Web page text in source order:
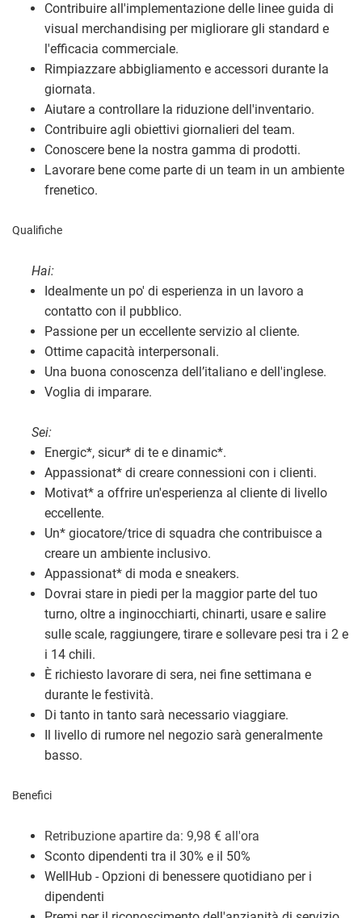
Contribuire all'implementazione delle linee guida di
visual merchandising per migliorare gli standard e
l'efficacia commerciale.
Rimpiazzare abbigliamento e accessori durante la
giornata.
Aiutare a controllare la riduzione dell'inventario.
Contribuire agli obiettivi giornalieri del team.
Conoscere bene la nostra gamma di prodotti.
Lavorare bene come parte di un team in un ambiente
frenetico.
Qualifiche
Hai:
Idealmente un po' di esperienza in un lavoro a
contatto con il pubblico.
Passione per un eccellente servizio al cliente.
Ottime capacità interpersonali.
Una buona conoscenza dell’italiano e dell'inglese.
Voglia di imparare.
Sei:
Energic*, sicur* di te e dinamic*.
Appassionat* di creare connessioni con i clienti.
Motivat* a offrire un'esperienza al cliente di livello
eccellente.
Un* giocatore/trice di squadra che contribuisce a
creare un ambiente inclusivo.
Appassionat* di moda e sneakers.
Dovrai stare in piedi per la maggior parte del tuo
turno, oltre a inginocchiarti, chinarti, usare e salire
sulle scale, raggiungere, tirare e sollevare pesi tra i 2 e
i 14 chili.
È richiesto lavorare di sera, nei fine settimana e
durante le festività.
Di tanto in tanto sarà necessario viaggiare.
Il livello di rumore nel negozio sarà generalmente
basso.
Benefici
Retribuzione apartire da: 9,98 € all'ora
Sconto dipendenti tra il 30% e il 50%
WellHub - Opzioni di benessere quotidiano per i
dipendenti